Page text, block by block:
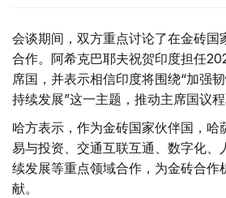
会谈期间，双方重点讨论了在金砖国
合作。阿希克巴耶夫祝贺印度担任
席国，并表示相信印度将围绕“加强
持续发展”这一主题，推动主席国议程
哈方表示，作为金砖国家伙伴国，哈
易与投资、交通互联互通、数字化、
续发展等重点领域合作，为金砖合作
献。